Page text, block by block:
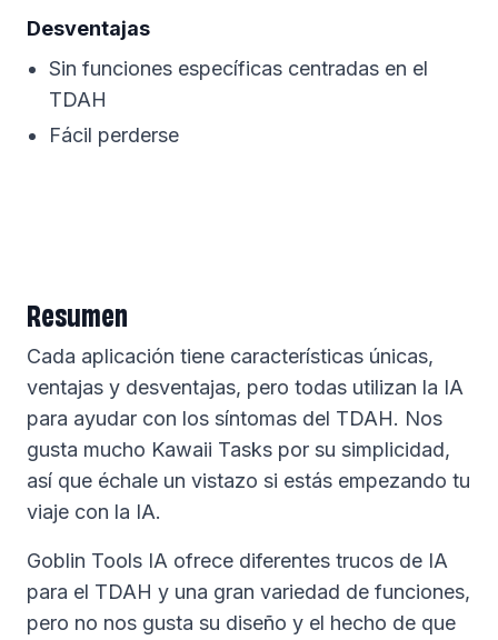
Desventajas
Sin funciones específicas centradas en el
TDAH
Fácil perderse
Resumen
Cada aplicación tiene características únicas,
ventajas y desventajas, pero todas utilizan la IA
para ayudar con los síntomas del TDAH. Nos
gusta mucho Kawaii Tasks por su simplicidad,
así que échale un vistazo si estás empezando tu
viaje con la IA.
Goblin Tools IA ofrece diferentes trucos de IA
para el TDAH y una gran variedad de funciones,
pero no nos gusta su diseño y el hecho de que